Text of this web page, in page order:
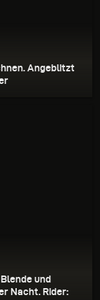
Angeblitzt
und
Nacht. Rider: